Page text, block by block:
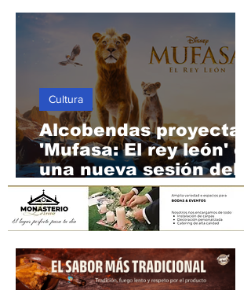
JUPOL exige medidas
urgentes para las
puertas cortafuegos
de la Comisaría de
Alcobendas
Alcobendas proyecta
'Mufasa: El rey león' en
una nueva sesión del
Cine de Verano
Cultura